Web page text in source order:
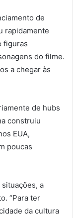
de
rapidamente
figuras
do filme.
a chegar às
de hubs
construiu
EUA,
poucas
a
“Para ter
da cultura